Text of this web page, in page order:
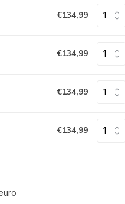
€134,99
€134,99
€134,99
€134,99